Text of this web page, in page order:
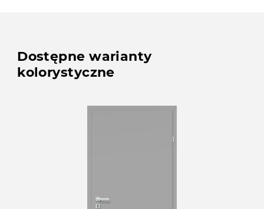
Dostępne warianty
kolorystyczne